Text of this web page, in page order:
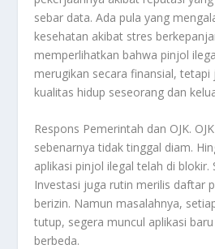
sebar data. Ada pula yang
kesehatan akibat stres
memperlihatkan bahwa pinjol
merugikan secara finansial,
kualitas hidup seseorang dan
Respons Pemerintah dan OJK.
sebenarnya tidak tinggal diam.
aplikasi pinjol ilegal telah di blokir.
Investasi juga rutin merilis daftar
berizin. Namun masalahnya,
tutup, segera muncul aplikasi
berbeda.